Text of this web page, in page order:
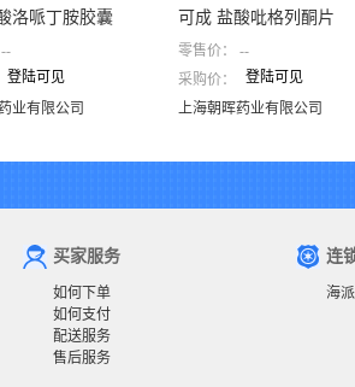
洛哌丁胺胶囊
药业有限公司
洛哌丁胺胶囊
--
登陆可见
业有限公司
可成 盐酸吡格列酮片
上海朝晖药业有限公司
可成 盐酸吡格列酮片
零售价：
--
采购价：
登陆可见
上海朝晖药业有限公司
买家服务
如何下单
如何支付
配送服务
售后服务
连
海